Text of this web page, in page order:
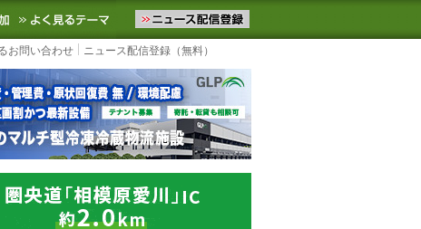
ュースをお届けします。物流ニュースメール配信を登録す
お気に入りに追加 よく見るテーマ
お問い合わせ ニュース配信登録（無料）